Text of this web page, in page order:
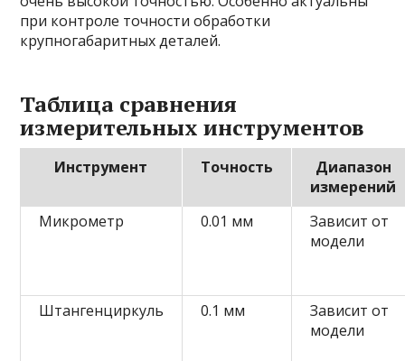
при контроле точности обработки
крупногабаритных деталей.
Таблица сравнения
измерительных инструментов
Инструмент Точность
Диапазон
измерений
Микрометр
0.01 мм
Зависит от
модели
Штангенциркуль 0.1 мм
Зависит от
модели